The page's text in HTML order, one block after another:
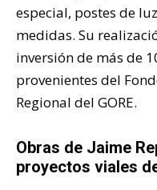
especial, postes de
medidas. Su
inversión de más de
provenientes del
Regional del GORE.
Obras de Jaime
proyectos viales